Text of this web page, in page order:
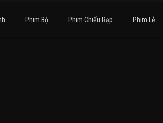
Phim Bộ Phim Chiếu Rạp Phim Lẻ